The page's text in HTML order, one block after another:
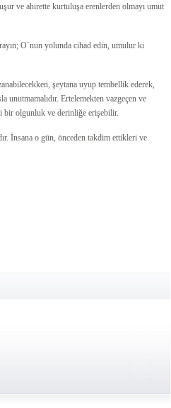
ve ahirette kurtuluşa erenlerden olmayı umut
O`nun yolunda cihad edin, umulur ki
şeytana uyup tembellik ederek,
unutmamalıdır. Ertelemekten vazgeçen ve
bir olgunluk ve derinliğe erişebilir.
İnsana o gün, önceden takdim ettikleri ve